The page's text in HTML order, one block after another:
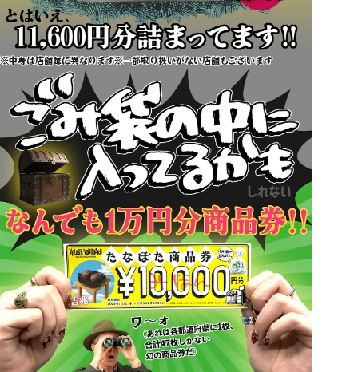
※中身は店舗毎に異なります※一部取り扱いがない店舗もございます